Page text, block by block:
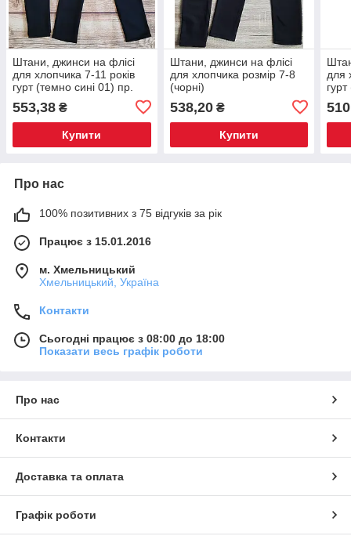
Штани, джинси на флісі
для хлопчика 7-11 років
гурт (темно сині 01) пр.
553,38 ₴
Купити
Штани, джинси на флісі
для хлопчика розмір 7-8
(чорні)
538,20₴
Купити
для
Про нас
100% позитивних з 75 відгуків за рік
Працює з 15.01.2016
м. Хмельницький
Хмельницький, Україна
Контакти
Сьогодні працює з 08:00 до 18:00
Показати весь графік роботи
Про нас
Контакти
Доставка та оплата
Графік роботи